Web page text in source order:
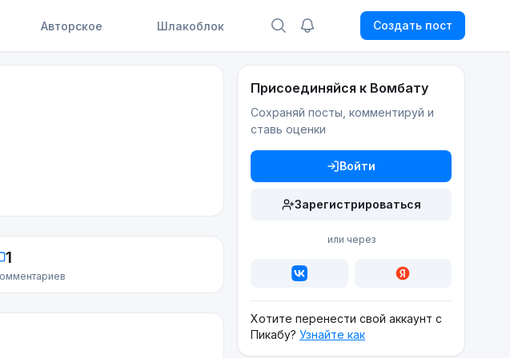
Авторское Шлакоблок Создать пост
1
Присоединяйся к Вомбату
Сохраняй посты, комментируй и
ставь оценки
Войти
Зарегистрироваться
или через
Хотите перенести свой аккаунт с
Пикабу? Узнайте как